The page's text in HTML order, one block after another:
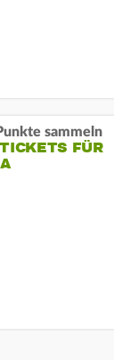
sammeln
FÜR